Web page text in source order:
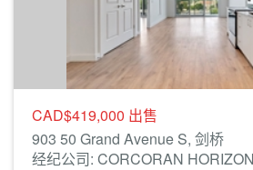
CAD$419,000 出售
903 50 Grand Avenue S, 剑桥
经纪公司: CORCORAN